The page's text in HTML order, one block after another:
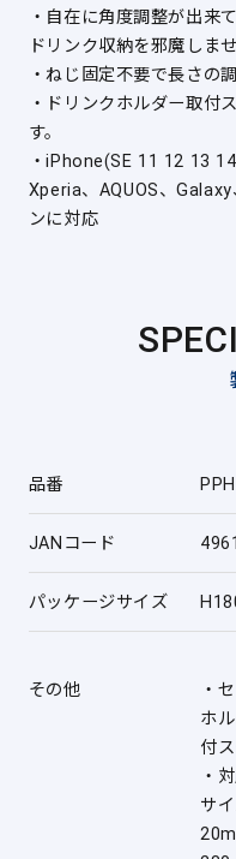
・自在に角度調整が出来
ドリンク収納を邪魔しませ
・ねじ固定不要で長さの
・ドリンクホルダー取付
す。
・iPhone(SE 11 12 13
Xperia、AQUOS、
ンに対応
品番
JANコード
パッケージサイズ
その他
・
ホ
付
・
サ